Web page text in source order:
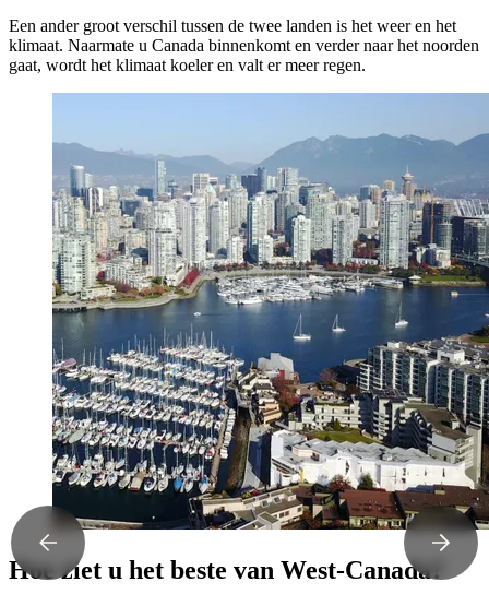
Een ander groot verschil tussen de twee landen is het weer en het
klimaat. Naarmate u Canada binnenkomt en verder naar het noorden
gaat, wordt het klimaat koeler en valt er meer regen.
Hoe ziet u het beste van West-Canada?